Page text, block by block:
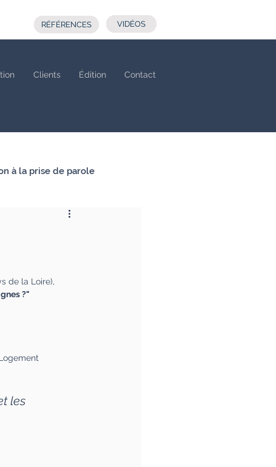
RÉFÉRENCES VIDÉOS
Clients Édition Contact
à la prise de parole
de la Loire),
?"
les